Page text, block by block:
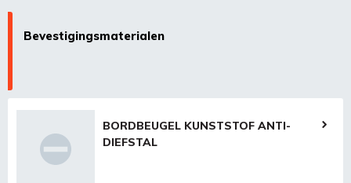
Bevestigingsmaterialen
BORDBEUGEL KUNSTSTOF ANTI-
DIEFSTAL